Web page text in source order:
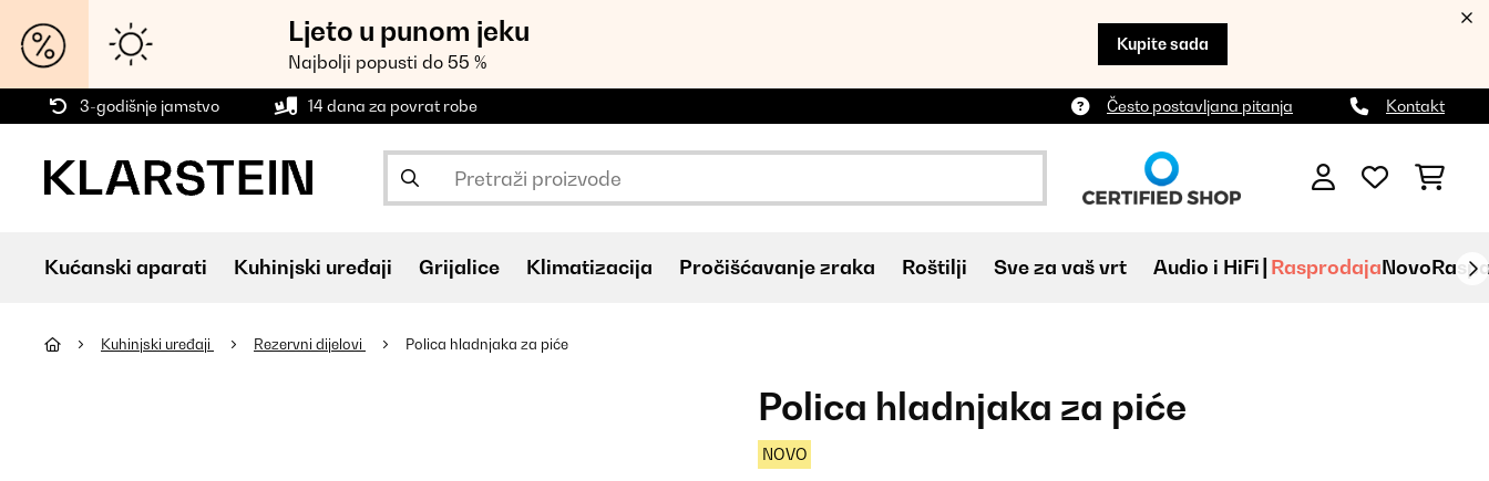
Ljeto u punom jeku
Najbolji popusti do 55 %
Kupite sada
3-godišnje jamstvo 14 dana za povrat robe Često postavljana pitanja Kontakt
Kućanski aparati Kuhinjski uređaji Grijalice Klimatizacija Pročišćavanje zraka Roštilji Sve za vaš vrt Audio i HiFi RasprodajaNovo
Kuhinjski uređaji Rezervni dijelovi Polica hladnjaka za piće
Polica hladnjaka za piće
NOVO